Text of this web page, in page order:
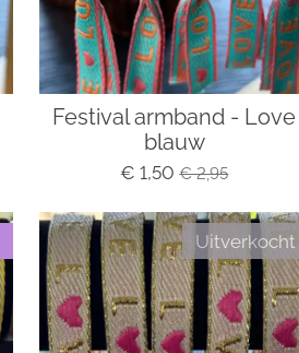
Festival armband - Love
blauw
€ 1,50 € 2,95
Uitverkocht